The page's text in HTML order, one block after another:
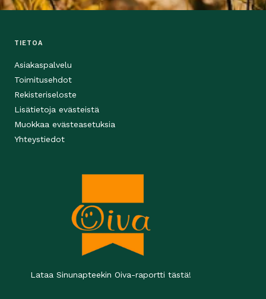
TIETOA
Asiakaspalvelu
Toimitusehdot
Rekisteriseloste
Lisätietoja evästeistä
Muokkaa evästeasetuksia
Yhteystiedot
Lataa Sinunapteekin Oiva-raportti tästä!